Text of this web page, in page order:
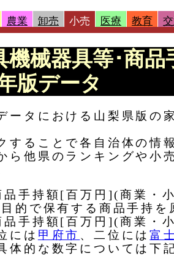
農業 卸売 小売 医療 教育
機械器具等･商
版データ
ータにおける山梨県版の
することで各自治体の情
ら他県のランキングや小
品手持額[百万円](商業・
的で保有する商品手持を
品手持額[百万円](商業・
には 甲府市 、二位には富
体的な数字については下